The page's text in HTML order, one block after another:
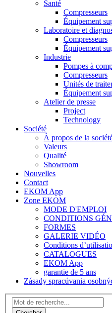
Santé
Compresseurs
Équipement
Laboratoire et
Compresseurs
Équipement
Industrie
Pompes à
Compresseurs
Unités de
Équipement
Atelier de presse
Project
Technology
Société
À propos de la
Valeurs
Qualité
Showroom
Nouvelles
Contact
EKOM App
Zone EKOM
MODE D'EMPLOI
CONDITIONS
FORMES
GALERIE VIDÉO
Conditions
CATALOGUES
EKOM App
garantie de 5 ans
Zásady spracúvania